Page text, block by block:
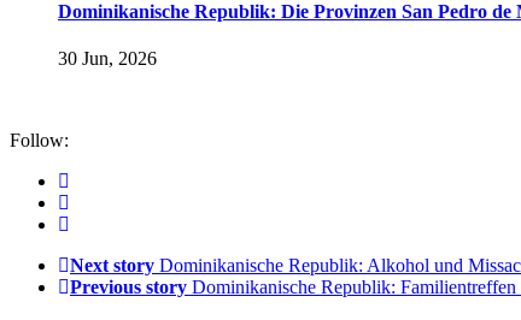
Dominikanische Republik: Die Provinzen San Pedro de
30 Jun, 2026
Follow:
Next story Dominikanische Republik: Alkohol und
Previous story Dominikanische Republik: